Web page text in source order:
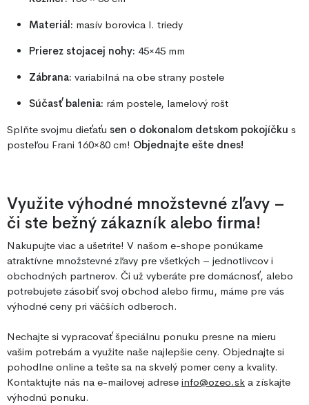
Materiál: masív borovica I. triedy
Prierez stojacej nohy: 45×45 mm
Zábrana: variabilná na obe strany postele
Súčasť balenia: rám postele, lamelový rošt
Splňte svojmu dieťaťu sen o dokonalom detskom pokojíčku s
posteľou Frani 160×80 cm! Objednajte ešte dnes!
Využite výhodné množstevné zľavy –
či ste bežný zákazník alebo firma!
Nakupujte viac a ušetrite! V našom e-shope ponúkame
atraktívne množstevné zľavy pre všetkých – jednotlivcov i
obchodných partnerov. Či už vyberáte pre domácnosť, alebo
potrebujete zásobiť svoj obchod alebo firmu, máme pre vás
výhodné ceny pri väčších odberoch.
Nechajte si vypracovať špeciálnu ponuku presne na mieru
vašim potrebám a využite naše najlepšie ceny. Objednajte si
pohodlne online a tešte sa na skvelý pomer ceny a kvality.
Kontaktujte nás na e-mailovej adrese info@ozeo.sk a získajte
výhodnú ponuku.